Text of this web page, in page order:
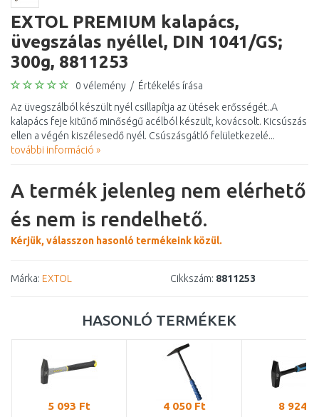
EXTOL PREMIUM kalapács,
üvegszálas nyéllel, DIN 1041/GS;
300g, 8811253
0 vélemény / Értékelés írása
Az üvegszálból készült nyél csillapítja az ütések erősségét..A
kalapács feje kitűnő minőségű acélból készült, kovácsolt. Kicsúszás
ellen a végén kiszélesedő nyél. Csúszásgátló felületkezelé...
további információ »
A termék jelenleg nem elérhető
és nem is rendelhető.
Kérjük, válasszon hasonló termékeink közül.
Márka: EXTOL Cikkszám: 8811253
HASONLÓ TERMÉKEK
5 093 Ft 4 050 Ft 8 924